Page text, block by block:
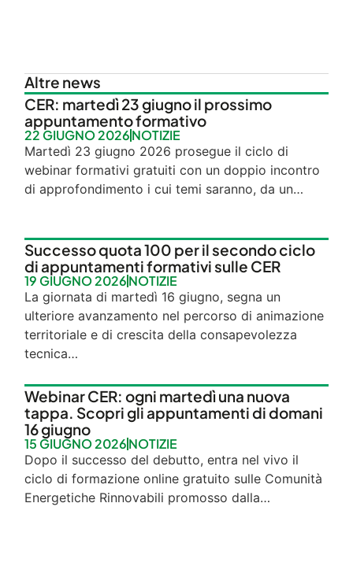
Altre news
CER: martedì 23 giugno il prossimo
appuntamento formativo
22 GIUGNO 2026NOTIZIE
Martedì 23 giugno 2026 prosegue il ciclo di
webinar formativi gratuiti con un doppio incontro
di approfondimento i cui temi saranno, da un…
Successo quota 100 per il secondo ciclo
di appuntamenti formativi sulle CER
19 GIUGNO 2026NOTIZIE
La giornata di martedì 16 giugno, segna un
ulteriore avanzamento nel percorso di animazione
territoriale e di crescita della consapevolezza
tecnica…
Webinar CER: ogni martedì una nuova
tappa. Scopri gli appuntamenti di domani
16 giugno
15 GIUGNO 2026NOTIZIE
Dopo il successo del debutto, entra nel vivo il
ciclo di formazione online gratuito sulle Comunità
Energetiche Rinnovabili promosso dalla…